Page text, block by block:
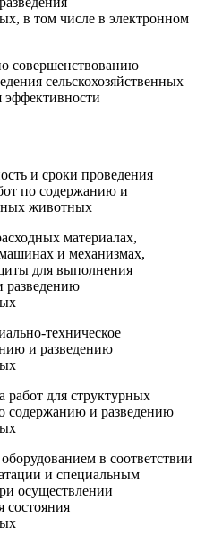
в том числе в электронном
совершенствованию
сельскохозяйственных
и сроки проведения
по содержанию и
животных
материалах,
и механизмах,
для выполнения
разведению
техническое
и разведению
работ для структурных
содержанию и разведению
в соответствии
и специальным
осуществлении
состояния